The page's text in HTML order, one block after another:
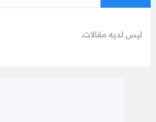
ليس لديه مقالات.